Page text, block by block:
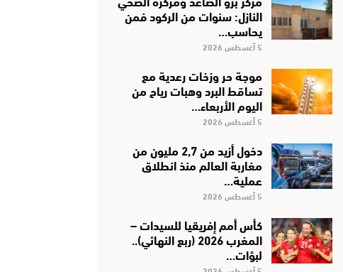
النازل: سنوات من الركود فمن
يحاسب…
5 أغسطس 2026
موجة حر وزخات رعدية مع
تساقط البرد وهبات رياح من
اليوم الأربعاء…
5 أغسطس 2026
دخول أزيد من 2,7 مليون من
مغاربة العالم منذ انطلاق
عملية…
5 أغسطس 2026
كأس أمم إفريقيا للسيدات –
المغرب 2026 (ربع النهائي)..
لبؤات…